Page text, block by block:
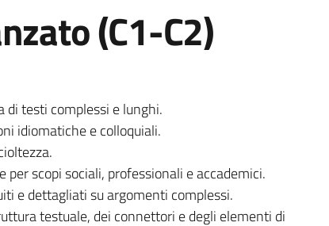
(C1-C2)
di testi complessi e lunghi.
idiomatiche e colloquiali.
per scopi sociali, professionali e accademici.
e dettagliati su argomenti complessi.
testuale, dei connettori e degli elementi di